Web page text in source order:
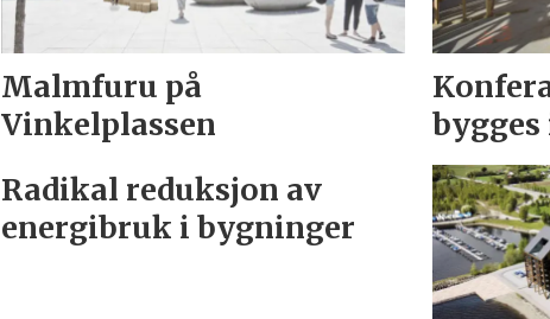
Malmfuru på
Vinkelplassen
Radikal reduksjon av
energibruk i bygninger